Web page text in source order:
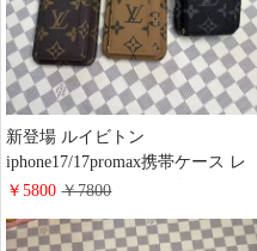
新登場 ルイビトン
iphone17/17promax携帯ケース レ
ザー モノグラム メンズ スマホシ
肩掛け 斜めがけ レデイース おし
￥5800￥7800